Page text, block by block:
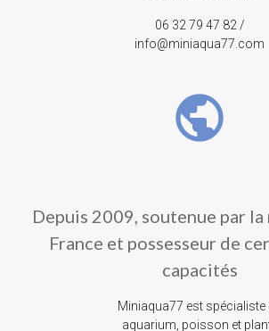
06 32 79 47 82 /
info@miniaqua77.com
public
Depuis 2009, soutenue par
France et possesseur de
capacités
Miniaqua77 est spécialiste
aquarium, poisson et